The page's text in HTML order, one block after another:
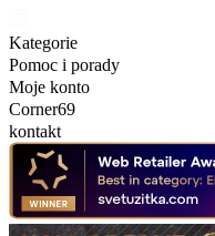
Kategorie
Pomoc i porady
Moje konto
Corner69
kontakt